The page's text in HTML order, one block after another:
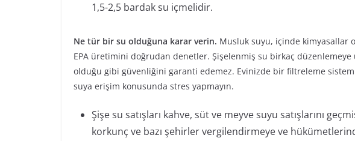
1,5-2,5 bardak su içmelidir.
Ne tür bir su olduğuna karar verin. Musluk suyu, içinde kimyasallar
EPA üretimini doğrudan denetler. Şişelenmiş su birkaç düzenlemeye
olduğu gibi güvenliğini garanti edemez. Evinizde bir filtreleme
suya erişim konusunda stres yapmayın.
Şişe su satışları kahve, süt ve meyve suyu satışlarını
korkunç ve bazı şehirler vergilendirmeye ve